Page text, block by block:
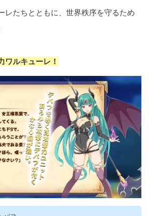
レたちとともに、世界秩序を守るため
ワルキューレ！